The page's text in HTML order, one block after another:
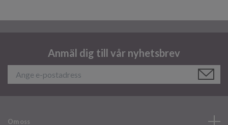
Anmäl dig till vår nyhetsbrev
Om oss